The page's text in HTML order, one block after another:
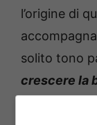
l’origine di
solito tono
crescere la